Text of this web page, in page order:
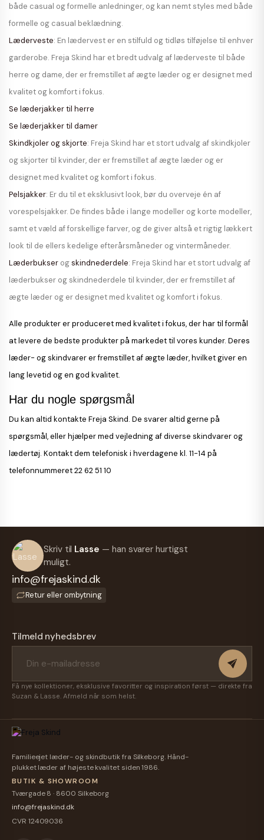
både casual og formelle anledninger, og kan nemt styles med både
formelle og casual beklædning.
Læderveste: En lædervest er en stilfuld og tidløs tilføjelse til enhver
garderobe. Freja Skind har et bredt udvalg af læderveste til både
herre og dame, der er fremstillet af ægte læder og er designet med
kvalitet og komfort i fokus.
Se læderjakker til herre
Se læderjakker til damer
Skindkjoler og skjorte: Freja Skind har et stort udvalg af skindkjoler
og skjorter til kvinder, der er fremstillet af ægte læder og er
designet med kvalitet og komfort i fokus.
Pelsjakker: Er du til et eksklusivt look, bør du overveje én af
vorespelsjakker. De findes både i lange modeller og korte modeller,
samt et væld af forskellige farver, og de giver altså et rigtig lækkert
look til de ellers kedelige efterårsmåneder og vintermåneder.
Læderbukser ogskindnederdele: Freja Skind har et stort udvalg af
læderbukser og skindnederdele til kvinder, der er fremstillet af
ægte læder og er designet med kvalitet og komfort i fokus.
Alle produkter er produceret med kvalitet i fokus, der har til formål
at levere de bedste produkter på markedet til vores kunder. Deres
læder- og skindvarer er fremstillet af ægte læder, hvilket giver en
lang levetid og en god kvalitet.
Har du nogle spørgsmål
Du kan altid kontakte Freja Skind. De svarer altid gerne på
spørgsmål, eller hjælper med vejledning af diverse skindvarer og
lædertøj. Kontakt dem telefonisk i hverdagene kl. 11-14 på
telefonnummeret 22 62 51 10
Skriv til Lasse — han svarer hurtigst
muligt.
info@frejaskind.dk
Retur eller ombytning
Tilmeld nyhedsbrev
Få nye kollektioner, eksklusive favoritter og inspiration først — direkte fra
Suzan & Lasse. Afmeld når som helst.
Familieejet læder- og skindbutik fra Silkeborg. Hånd-
plukket læder af højeste kvalitet siden 1986.
BUTIK & SHOWROOM
Tværgade 8 · 8600 Silkeborg
info@frejaskind.dk
CVR 12409036